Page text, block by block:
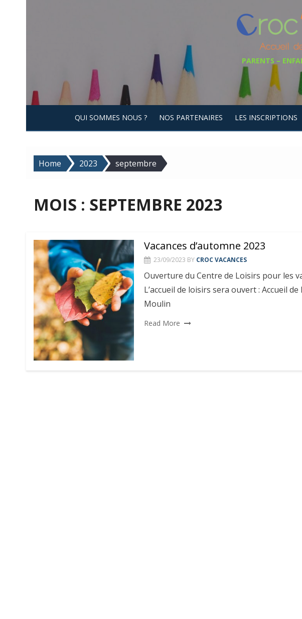
PARENTS –
QUI SOMMES NOUS ? NOS PARTENAIRES LES INSCRIPTIONS
Home 2023 septembre
MOIS : SEPTEMBRE 2023
Vacances d’automne 2023
23/09/2023 BY CROC VACANCES
Ouverture du Centre de Loisirs pour les
L’accueil de loisirs sera ouvert : Accueil
Moulin
Read More